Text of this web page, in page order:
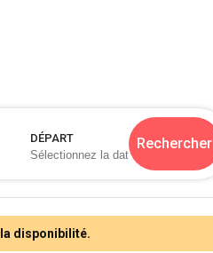
DÉPART Rechercher
la disponibilité.